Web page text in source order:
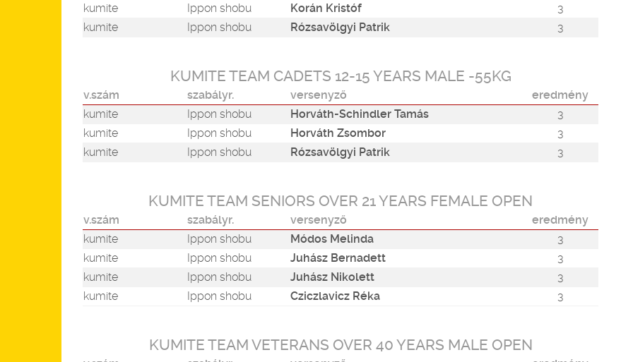
kumite
Ippon shobu Korán Kristóf
3
kumite
Ippon shobu Rózsavölgyi Patrik 3
KUMITE TEAM CADETS 12-15 YEARS MALE -55KG
v.szám szabályr. versenyző
eredmény
kumite
Ippon shobu Horváth-Schindler Tamás
3
kumite
Ippon shobu Horváth Zsombor
3
kumite
Ippon shobu Rózsavölgyi Patrik 3
KUMITE TEAM SENIORS OVER 21 YEARS FEMALE OPEN
v.szám szabályr. versenyző
eredmény
kumite
Ippon shobu Módos Melinda
3
kumite
Ippon shobu Juhász Bernadett
3
kumite
Ippon shobu Juhász Nikolett
3
kumite
Ippon shobu Cziczlavicz Réka 3
KUMITE TEAM VETERANS OVER 40 YEARS MALE OPEN